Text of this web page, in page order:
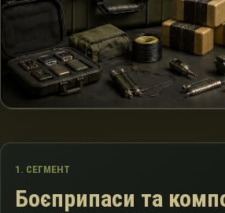
1. СЕГМЕНТ
Боєприпаси та